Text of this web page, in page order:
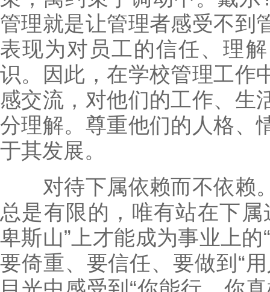
管理就是让管理者感受不到
表现为对员工的信任、理
识。因此，在学校管理工作
感交流，对他们的工作、生
分理解。尊重他们的人格、
于其发展。
对待下属依赖而不依赖
总是有限的，唯有站在下
卑斯山”上才能成为事业上
要倚重、要信任、要做到“